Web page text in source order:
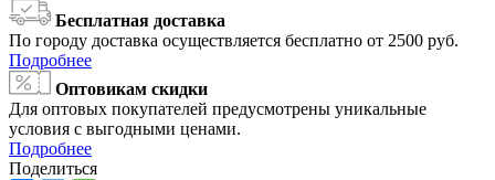
Бесплатная доставка
По городу доставка осуществляется бесплатно от 2500 руб.
Подробнее
Оптовикам скидки
Для оптовых покупателей предусмотрены уникальные
условия с выгодными ценами.
Подробнее
Поделиться